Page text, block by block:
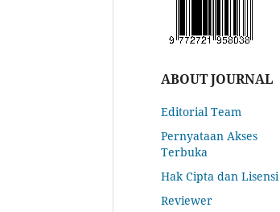
ABOUT JOURNAL
Editorial Team
Pernyataan Akses
Terbuka
Hak Cipta dan Lisensi
Reviewer